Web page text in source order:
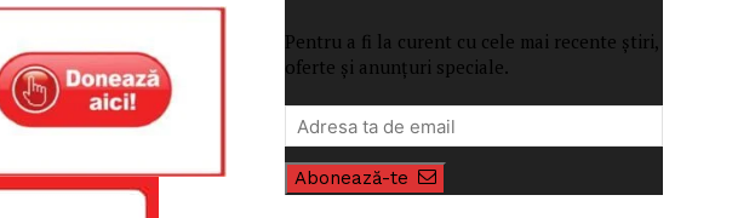
Pentru a fi la curent cu cele mai recente știri,
oferte și anunțuri speciale.
Abonează-te